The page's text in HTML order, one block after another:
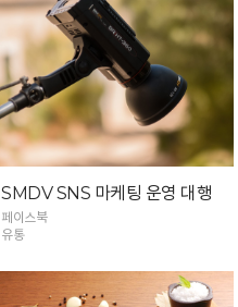
SMDV SNS 마케팅 운영 대행
페이스북
유통